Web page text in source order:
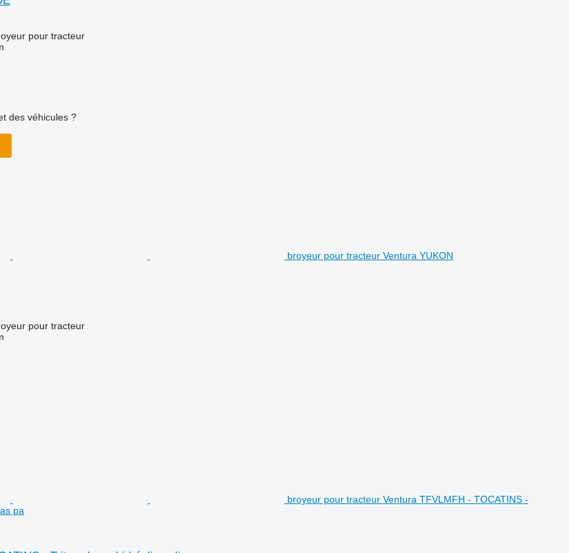
pour tracteur
des véhicules ?
broyeur pour tracteur Ventura YUKON
pour tracteur
broyeur pour tracteur Ventura TFVLMFH - TOCATINS -
pa